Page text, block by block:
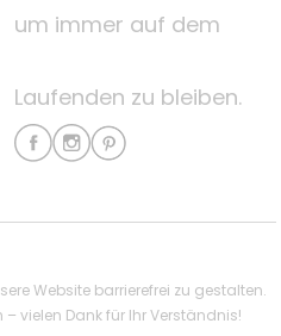
um immer auf dem
Laufenden zu bleiben.
Website barrierefrei zu gestalten.
vielen Dank für Ihr Verständnis!